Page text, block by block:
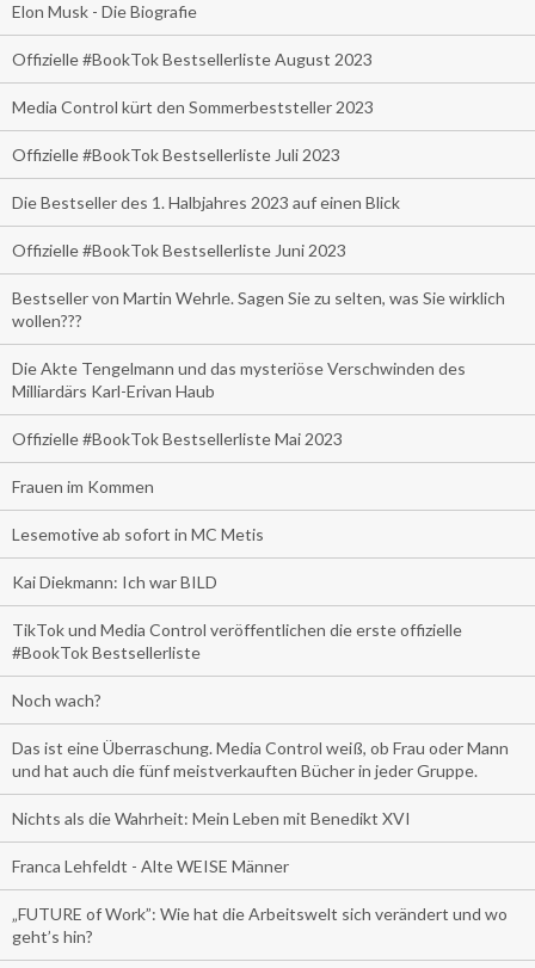
Elon Musk - Die Biografie
Offizielle #BookTok Bestsellerliste August 2023
Media Control kürt den Sommerbeststeller 2023
Offizielle #BookTok Bestsellerliste Juli 2023
Die Bestseller des 1. Halbjahres 2023 auf einen Blick
Offizielle #BookTok Bestsellerliste Juni 2023
Bestseller von Martin Wehrle. Sagen Sie zu selten, was Sie wirklich
wollen???
Die Akte Tengelmann und das mysteriöse Verschwinden des
Milliardärs Karl-Erivan Haub
Offizielle #BookTok Bestsellerliste Mai 2023
Frauen im Kommen
Lesemotive ab sofort in MC Metis
Kai Diekmann: Ich war BILD
TikTok und Media Control veröffentlichen die erste offizielle
#BookTok Bestsellerliste
Noch wach?
Das ist eine Überraschung. Media Control weiß, ob Frau oder Mann
und hat auch die fünf meistverkauften Bücher in jeder Gruppe.
Nichts als die Wahrheit: Mein Leben mit Benedikt XVI
Franca Lehfeldt - Alte WEISE Männer
„FUTURE of Work”: Wie hat die Arbeitswelt sich verändert und wo
geht’s hin?